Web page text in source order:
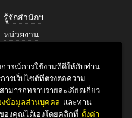
รู้จักสำนักฯ
หน่วยงาน
บริการของเรา
ติดต่อเรา
ารณ์การใช้งานที่ดีให้กับท่าน
รเว็บไซต์ที่ตรงต่อความ
มารถทราบรายละเอียดเกี่ยว
ข้อมูลส่วนบุคคล และท่าน
องคุณได้เองโดยคลิกที่ ตั้งค่า